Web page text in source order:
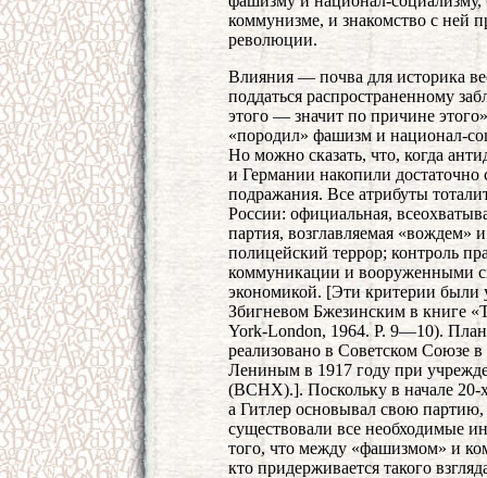
коммунизме, и знакомство с ней
революции.
Влияния — почва для историка
поддаться распространенному
этого — значит по причине
«породил» фашизм и национал-
Но можно сказать, что, когда
и Германии накопили
подражания. Все атрибуты
России: официальная,
партия, возглавляемая «вождем»
полицейский террор; контроль
коммуникации и вооруженными
экономикой. [Эти критерии
Збигневом Бжезинским в книге
York-London, 1964. P. 9—10).
реализовано в Советском Союзе
Лениным в 1917 году при
(ВСНХ).]. Поскольку в начале 20-
а Гитлер основывал свою
существовали все необходимые
того, что между «фашизмом» и
кто придерживается такого